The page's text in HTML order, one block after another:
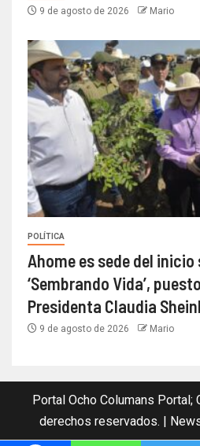
9 de agosto de 2026 Mario
POLÍTICA
Ahome es sede del
‘Sembrando Vida’,
Presidenta Claudia
9 de agosto de 2026 Mario
Portal Ocho Columans
derechos reservados. |